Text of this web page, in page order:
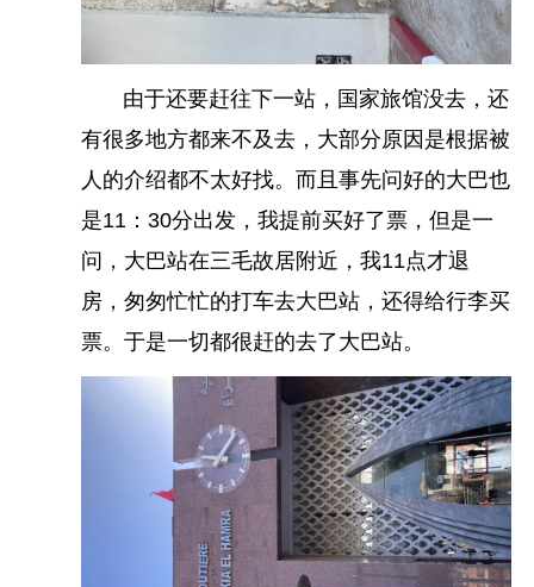
由于还要赶往下一站，国家旅馆没去，还
有很多地方都来不及去，大部分原因是根据被
人的介绍都不太好找。而且事先问好的大巴也
是11：30分出发，我提前买好了票，但是一
问，大巴站在三毛故居附近，我11点才退
房，匆匆忙忙的打车去大巴站，还得给行李买
票。于是一切都很赶的去了大巴站。